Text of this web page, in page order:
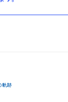
軌跡